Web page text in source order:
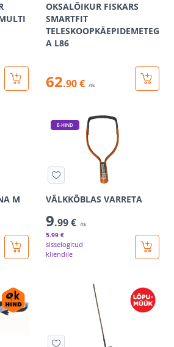
OKSALÕIKUR FISKARS
SMARTFIT
TELESKOOPKÄEPIDEMETEG
A L86
62.90 € /tk
M
E-HIND
VÄLKKÕBLAS VARRETA
9.99 € /tk
5.99 €
sisselogitud
kliendile